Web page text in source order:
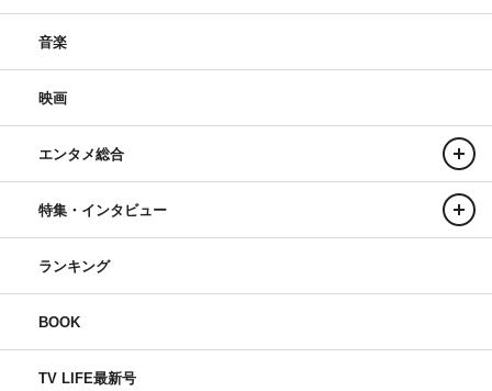
音楽
映画
エンタメ総合
特集・インタビュー
ランキング
BOOK
TV LIFE最新号